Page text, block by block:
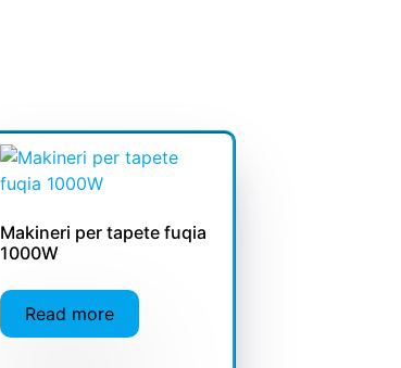
Makineri per tapete fuqia
1000W
Read more